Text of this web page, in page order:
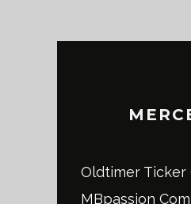
Oldtimer Ticker
MBpassion